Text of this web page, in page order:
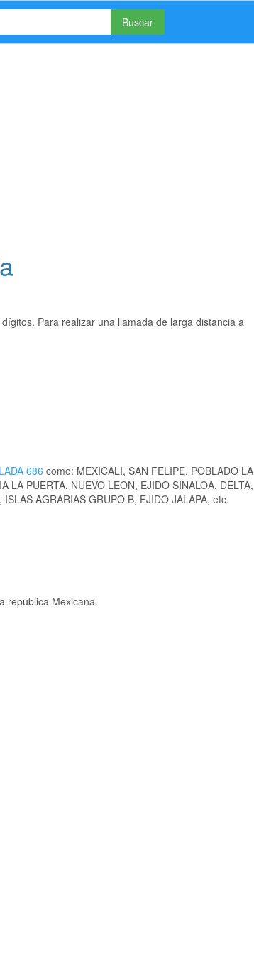
Buscar
Para realizar una llamada de larga distancia a
686 como: MEXICALI, SAN FELIPE, POBLADO LA
LA PUERTA, NUEVO LEON, EJIDO SINALOA, DELTA,
AGRARIAS GRUPO B, EJIDO JALAPA, etc.
republica Mexicana.